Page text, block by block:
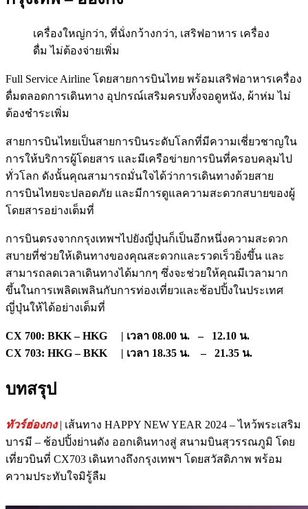
เครื่องใหญ่กว่า, ที่นั่งกว้างกว่า, เสริฟอาหาร เครื่อง
ดื่ม ไม่ต้องจ่ายเพิ่ม
Full Service Airline โดยสายการบินไทย พร้อมเสริฟอาหารเครื่อง
ดื่มตลอดการเดินทาง อุปกรณ์เสริมครบทั้งจอดูหนัง, ผ้าห่ม ไม่
ต้องชำระเพิ่ม
สายการบินไทยเป็นสายการบินระดับโลกที่มีความเชี่ยวชาญใน
การให้บริการผู้โดยสาร และมีเครือข่ายการบินที่ครอบคลุมไป
ทั่วโลก ดังนั้นคุณสามารถมั่นใจได้ว่าการเดินทางด้วยสาย
การบินไทยจะปลอดภัย และมีการดูแลความสะดวกสบายของผู้
โดยสารอย่างเต็มที่
การบินตรงจากกรุงเทพฯไปยังญี่ปุ่นก็เป็นอีกหนึ่งความสะดวก
สบายที่ช่วยให้เดินทางของคุณสะดวกและรวดเร็วยิ่งขึ้น และ
สามารถลดเวลาเดินทางได้มากๆ ซึ่งจะช่วยให้คุณมีเวลามาก
ขึ้นในการเพลิดเพลินกับการท่องเที่ยวและช้อปปิ้งในประเทศ
ญี่ปุ่นให้ได้อย่างเต็มที่
CX 700: BKK – HKG | เวลา 08.00 น. – 12.10 น.
CX 703: HKG – BKK | เวลา 18.35 น. – 21.35 น.
บทสรุป
ทัวร์ฮ่องกง | เส้นทาง HAPPY NEW YEAR 2024 – ไหว้พระเสริม
บารมี – ช้อปปิ้งย่านดัง ออกเดินทางสู่ สนามบินสุวรรณภูมิ โดย
เที่ยวบินที่ CX703 เดินทางถึงกรุงเทพฯ โดยสวัสดิภาพ พร้อม
ความประทับใจมิรู้ลืม